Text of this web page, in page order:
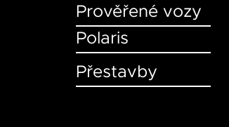
Prověřené vozy
Polaris
Přestavby